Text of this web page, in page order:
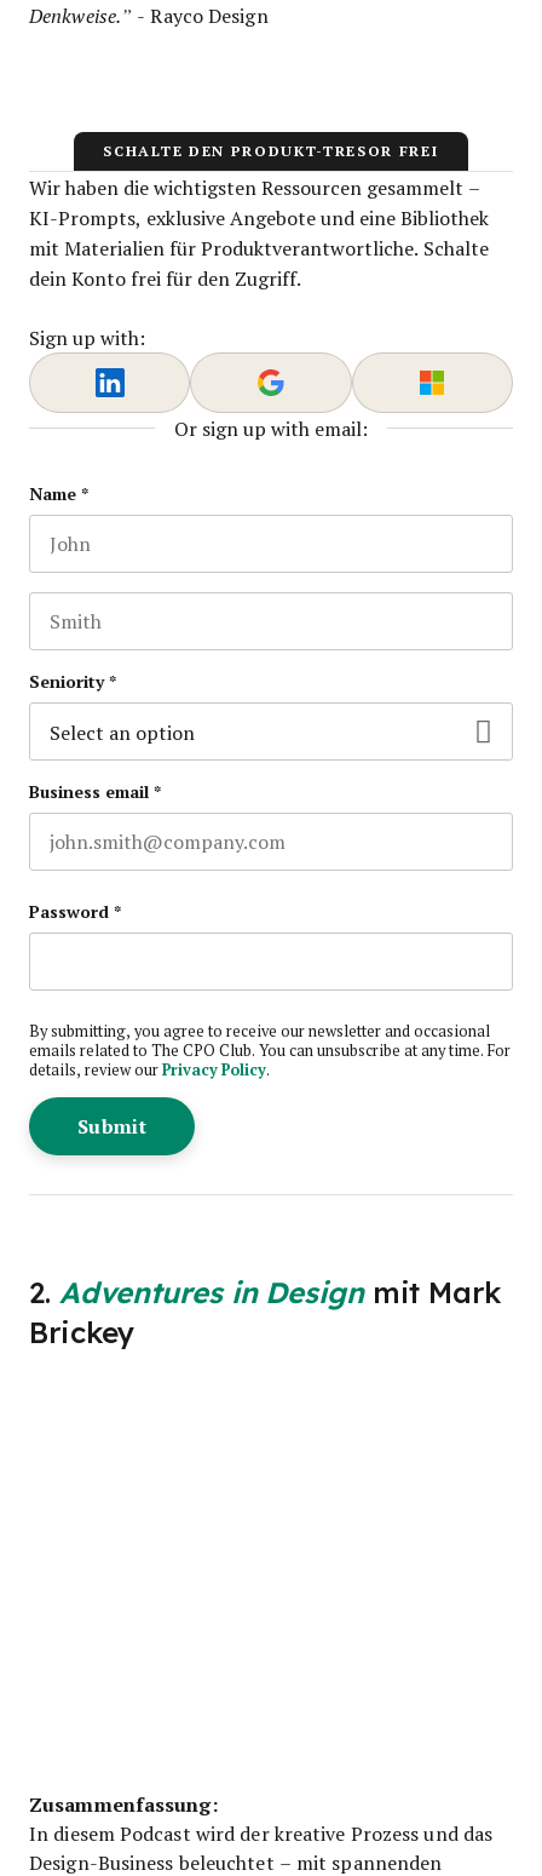
Denkweise.” - Rayco Design
SCHALTE DEN PRODUKT-TRESOR FREI
Wir haben die wichtigsten Ressourcen gesammelt –
KI-Prompts, exklusive Angebote und eine Bibliothek
mit Materialien für Produktverantwortliche. Schalte
dein Konto frei für den Zugriff.
Sign up with:
Or sign up with email:
Name
This field is for validation purposes and should be left
Name*
Seniority*
Business email*
Password*
By submitting, you agree to receive our newsletter and occasional
emails related to The CPO Club. You can unsubscribe at any time. For
details, review ourPrivacy Policy.
2. Adventures in Designmit Mark
Brickey
Zusammenfassung:
In diesem Podcast wird der kreative Prozess und das
Design-Business beleuchtet – mit spannenden